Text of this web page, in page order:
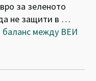
за зеленото
не защити в …
баланс между ВЕИ